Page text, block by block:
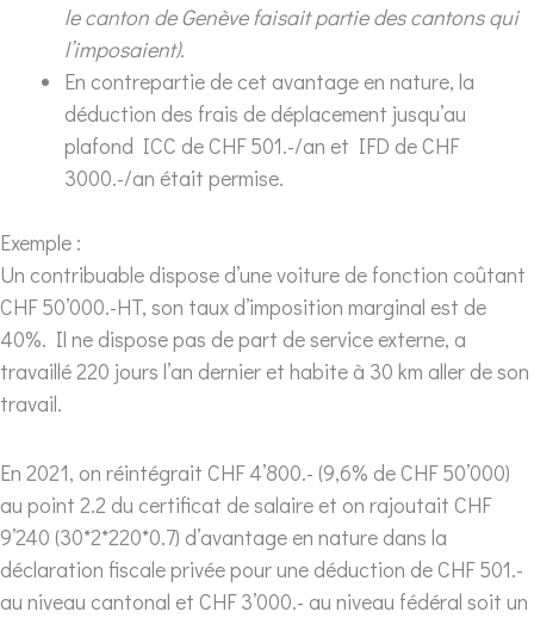
le canton de Genève faisait partie des cantons qui
l’imposaient).
En contrepartie de cet avantage en nature, la
déduction des frais de déplacement jusqu’au
plafond ICC de CHF 501.-/an et IFD de CHF
3000.-/an était permise.
Exemple :
Un contribuable dispose d’une voiture de fonction coûtant
CHF 50’000.-HT, son taux d’imposition marginal est de
40%. Il ne dispose pas de part de service externe, a
travaillé 220 jours l’an dernier et habite à 30 km aller de son
travail.
En 2021, on réintégrait CHF 4’800.- (9,6% de CHF 50’000)
au point 2.2 du certificat de salaire et on rajoutait CHF
9’240 (30*2*220*0.7) d’avantage en nature dans la
déclaration fiscale privée pour une déduction de CHF 501.-
au niveau cantonal et CHF 3’000.- au niveau fédéral soit un